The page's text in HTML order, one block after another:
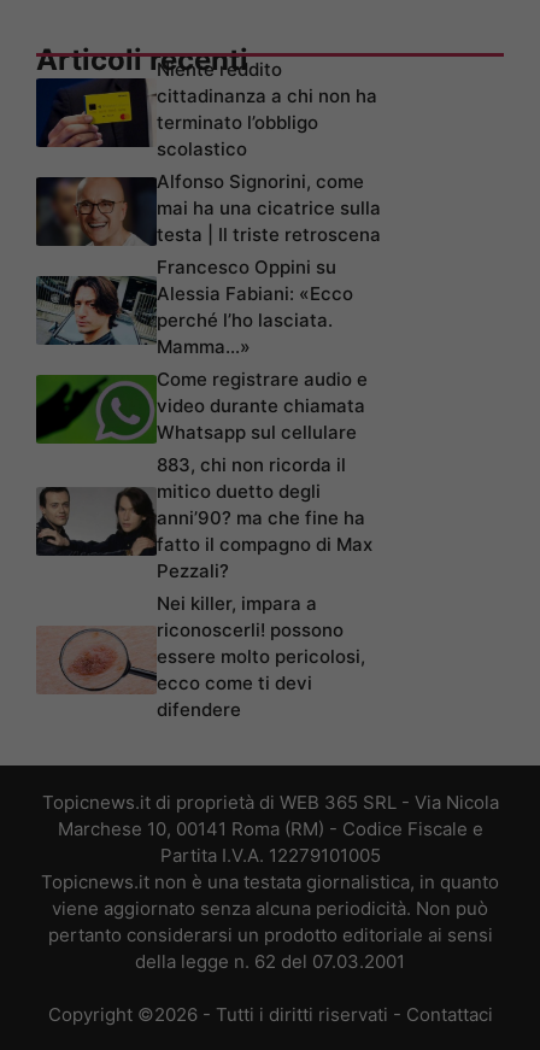
Articoli recenti
Niente reddito
cittadinanza a chi non ha
terminato l’obbligo
scolastico
Alfonso Signorini, come
mai ha una cicatrice sulla
testa | Il triste retroscena
Francesco Oppini su
Alessia Fabiani: «Ecco
perché l’ho lasciata.
Mamma…»
Come registrare audio e
video durante chiamata
Whatsapp sul cellulare
883, chi non ricorda il
mitico duetto degli
anni’90? ma che fine ha
fatto il compagno di Max
Pezzali?
Nei killer, impara a
riconoscerli! possono
essere molto pericolosi,
ecco come ti devi
difendere
Topicnews.it di proprietà di WEB 365 SRL - Via Nicola
Marchese 10, 00141 Roma (RM) - Codice Fiscale e
Partita I.V.A. 12279101005
Topicnews.it non è una testata giornalistica, in quanto
viene aggiornato senza alcuna periodicità. Non può
pertanto considerarsi un prodotto editoriale ai sensi
della legge n. 62 del 07.03.2001
Copyright ©2026 - Tutti i diritti riservati - Contattaci